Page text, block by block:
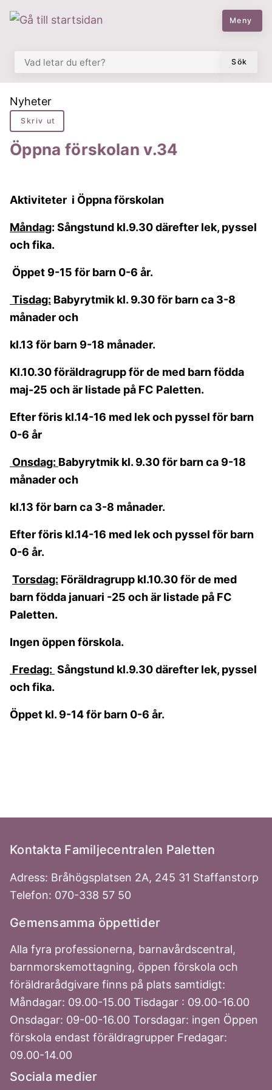
till innehåll
till huvudmeny Meny
Sök
Du är här:
Nyheter
Skriv ut
Öppna förskolan v.34
Aktiviteter i Öppna förskolan
Måndag: Sångstund kl.9.30 därefter lek, pyssel
och fika.
Öppet 9-15 för barn 0-6 år.
Tisdag: Babyrytmik kl. 9.30 för barn ca 3-8
månader och
kl.13 för barn 9-18 månader.
Kl.10.30 föräldragrupp för de med barn födda
maj-25 och är listade på FC Paletten.
Efter föris kl.14-16 med lek och pyssel för barn
0-6 år
Onsdag: Babyrytmik kl. 9.30 för barn ca 9-18
månader och
kl.13 för barn ca 3-8 månader.
Efter föris kl.14-16 med lek och pyssel för barn
0-6 år.
Torsdag: Föräldragrupp kl.10.30 för de med
barn födda januari -25 och är listade på FC
Paletten.
Ingen öppen förskola.
Fredag: Sångstund kl.9.30 därefter lek, pyssel
och fika.
Öppet kl. 9-14 för barn 0-6 år.
Kontakta Familjecentralen Paletten
Adress: Bråhögsplatsen 2A, 245 31 Staffanstorp
Telefon: 070-338 57 50
Gemensamma öppettider
Alla fyra professionerna, barnavårdscentral,
barnmorskemottagning, öppen förskola och
föräldrarådgivare finns på plats samtidigt:
Måndagar: 09.00-15.00 Tisdagar : 09.00-16.00
Onsdagar: 09-00-16.00 Torsdagar: ingen Öppen
förskola endast föräldragrupper Fredagar:
09.00-14.00
Sociala medier